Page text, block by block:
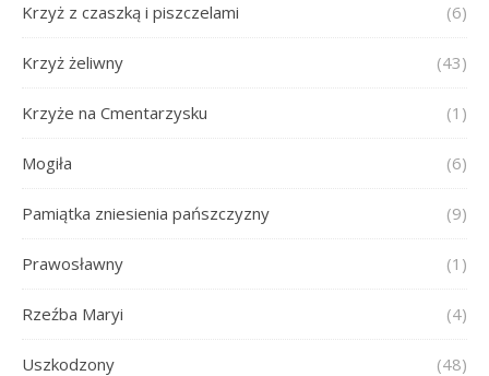
Krzyż z czaszką i piszczelami (6)
Krzyż żeliwny (43)
Krzyże na Cmentarzysku (1)
Mogiła (6)
Pamiątka zniesienia pańszczyzny (9)
Prawosławny (1)
Rzeźba Maryi (4)
Uszkodzony (48)